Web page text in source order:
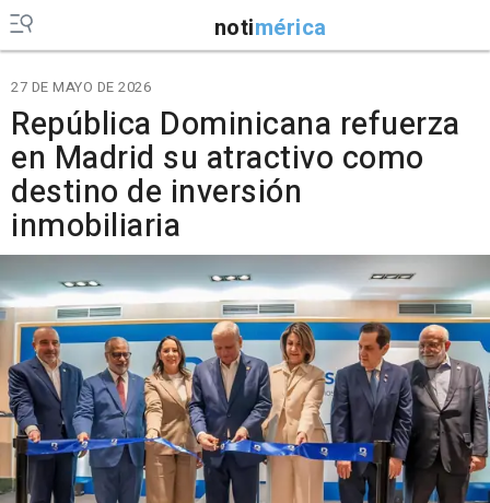
notimérica
27 DE MAYO DE 2026
República Dominicana refuerza
en Madrid su atractivo como
destino de inversión
inmobiliaria